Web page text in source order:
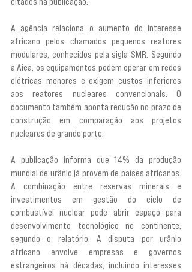
A agência relaciona o aumento do interesse
africano pelos chamados pequenos reatores
modulares, conhecidos pela sigla SMR. Segundo
a Aiea, os equipamentos podem operar em redes
elétricas menores e exigem custos inferiores
aos reatores nucleares convencionais. O
documento também aponta redução no prazo de
construção em comparação aos projetos
nucleares de grande porte.
A publicação informa que 14% da produção
mundial de urânio já provém de países africanos.
A combinação entre reservas minerais e
investimentos em gestão do ciclo de
combustível nuclear pode abrir espaço para
desenvolvimento tecnológico no continente,
segundo o relatório. A disputa por urânio
africano envolve empresas e governos
estrangeiros há décadas, incluindo interesses